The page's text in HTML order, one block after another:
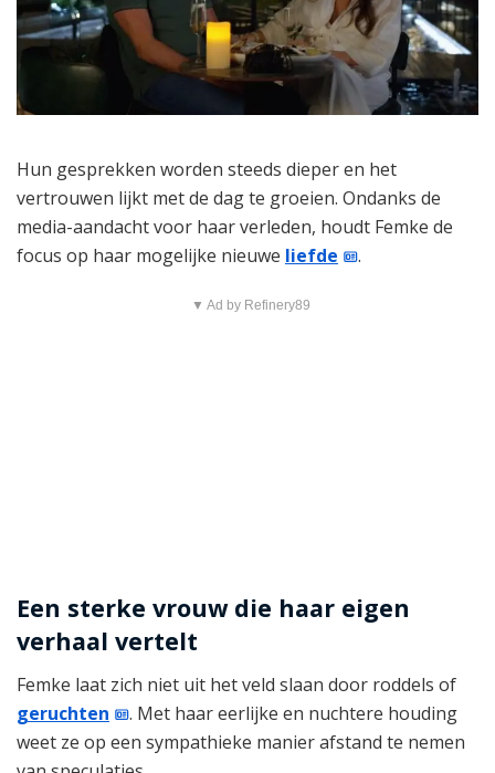
Hun gesprekken worden steeds dieper en het
vertrouwen lijkt met de dag te groeien. Ondanks de
media-aandacht voor haar verleden, houdt Femke de
focus op haar mogelijke nieuwe liefde .
▼ Ad by Refinery89
Een sterke vrouw die haar eigen
verhaal vertelt
Femke laat zich niet uit het veld slaan door roddels of
geruchten
. Met haar eerlijke en nuchtere houding
weet ze op een sympathieke manier afstand te nemen